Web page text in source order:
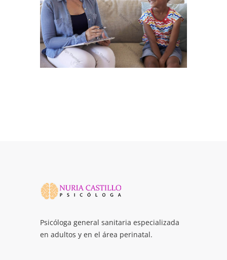
Psicóloga general sanitaria especializada
en adultos y en el área perinatal.